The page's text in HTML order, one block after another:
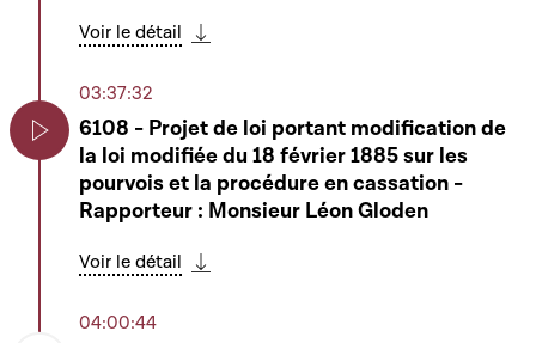
Voir le détail
03:37:32
6108 - Projet de loi portant modification de
la loi modifiée du 18 février 1885 sur les
pourvois et la procédure en cassation -
Rapporteur : Monsieur Léon Gloden
Voir le détail
04:00:44